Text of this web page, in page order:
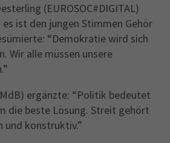
(EUROSOC#DIGITAL)
ist den jungen Stimmen Gehör
“Demokratie wird sich
Wir alle müssen unsere
ergänzte: “Politik bedeutet
die beste Lösung. Streit gehört
und konstruktiv.”